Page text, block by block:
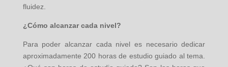
fluidez.
¿Cómo alcanzar cada nivel?
Para poder alcanzar cada nivel es necesario dedicar
aproximadamente 200 horas de estudio guiado al tema.